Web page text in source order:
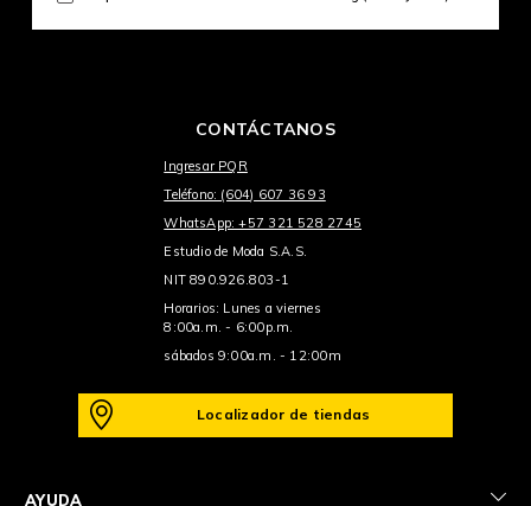
CONTÁCTANOS
Ingresar PQR
Teléfono: (604) 607 36 93
WhatsApp: +57 321 528 2745
Estudio de Moda S.A.S.
NIT 890.926.803-1
Horarios: Lunes a viernes
8:00a.m. - 6:00p.m.
sábados 9:00a.m. - 12:00m
Localizador de tiendas
AYUDA +